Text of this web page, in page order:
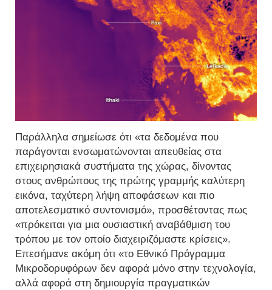
Παράλληλα σημείωσε ότι «τα δεδομένα που
παράγονται ενσωματώνονται απευθείας στα
επιχειρησιακά συστήματα της χώρας, δίνοντας
στους ανθρώπους της πρώτης γραμμής καλύτερη
εικόνα, ταχύτερη λήψη αποφάσεων και πιο
αποτελεσματικό συντονισμό», προσθέτοντας πως
«πρόκειται για μια ουσιαστική αναβάθμιση του
τρόπου με τον οποίο διαχειριζόμαστε κρίσεις».
Επεσήμανε ακόμη ότι «το Εθνικό Πρόγραμμα
Μικροδορυφόρων δεν αφορά μόνο στην τεχνολογία,
αλλά αφορά στη δημιουργία πραγματικών